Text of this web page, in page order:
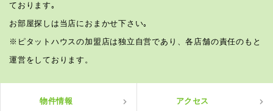
ております｡
お部屋探しは当店におまかせ下さい｡
※ピタットハウスの加盟店は独立自営であり、各店舗の責任のもと
運営をしております。
物件情報 アクセス